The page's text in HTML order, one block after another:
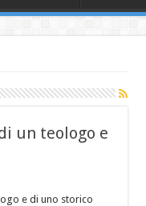
un teologo e
e di uno storico